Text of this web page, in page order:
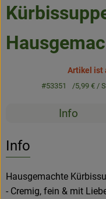
Jobkiste
Service
Artikel ist
#53351 5,99 € /
Info
Info
Hausgemachte
- Cremig, fein & mit